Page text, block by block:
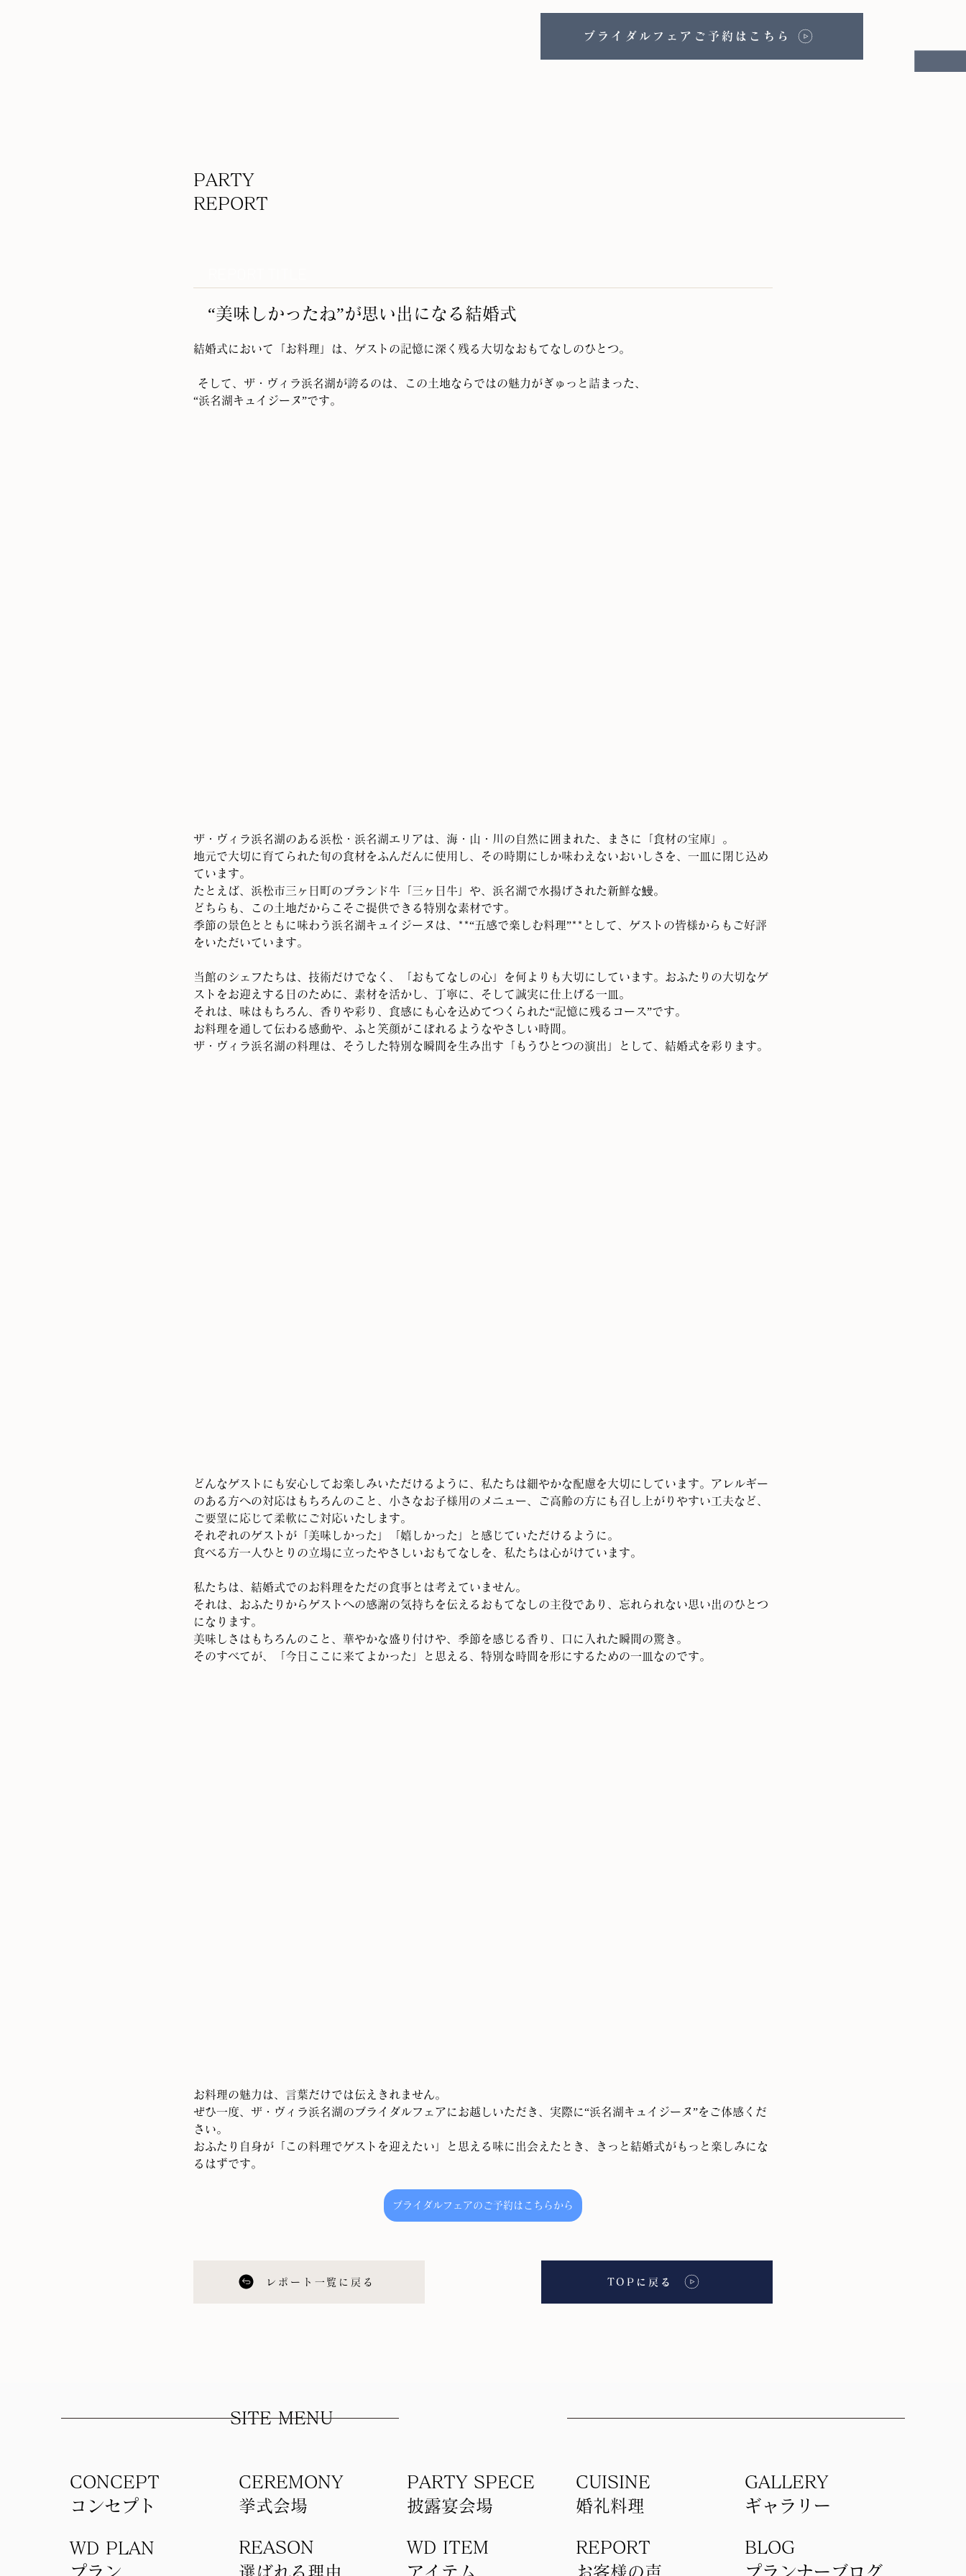
ブライダルフェアご予約はこちら
TOPに戻る
レポート一覧に戻る
“美味しかったね”が思い出になる結婚式
結婚式において「お料理」は、ゲストの記憶に深く残る大切なおもてなしのひとつ。
そして、ザ・ヴィラ浜名湖が誇るのは、この土地ならではの魅力がぎゅっと詰まった、
“浜名湖キュイジーヌ”です。
ザ・ヴィラ浜名湖のある浜松・浜名湖エリアは、海・山・川の自然に囲まれた、まさに「食材の宝庫」。
地元で大切に育てられた旬の食材をふんだんに使用し、その時期にしか味わえないおいしさを、一皿に閉じ込め
ています。
たとえば、浜松市三ヶ日町のブランド牛「三ヶ日牛」や、浜名湖で水揚げされた新鮮な鰻。
どちらも、この土地だからこそご提供できる特別な素材です。
季節の景色とともに味わう浜名湖キュイジーヌは、**“五感で楽しむ料理”**として、ゲストの皆様からもご好評
をいただいています。
当館のシェフたちは、技術だけでなく、「おもてなしの心」を何よりも大切にしています。おふたりの大切なゲ
ストをお迎えする日のために、素材を活かし、丁寧に、そして誠実に仕上げる一皿。
それは、味はもちろん、香りや彩り、食感にも心を込めてつくられた“記憶に残るコース”です。
お料理を通して伝わる感動や、ふと笑顔がこぼれるようなやさしい時間。
ザ・ヴィラ浜名湖の料理は、そうした特別な瞬間を生み出す「もうひとつの演出」として、結婚式を彩ります。
どんなゲストにも安心してお楽しみいただけるように、私たちは細やかな配慮を大切にしています。アレルギー
のある方への対応はもちろんのこと、小さなお子様用のメニュー、ご高齢の方にも召し上がりやすい工夫など、
ご要望に応じて柔軟にご対応いたします。
それぞれのゲストが「美味しかった」「嬉しかった」と感じていただけるように。
食べる方一人ひとりの立場に立ったやさしいおもてなしを、私たちは心がけています。
私たちは、結婚式でのお料理をただの食事とは考えていません。
それは、おふたりからゲストへの感謝の気持ちを伝えるおもてなしの主役であり、忘れられない思い出のひとつ
になります。
美味しさはもちろんのこと、華やかな盛り付けや、季節を感じる香り、口に入れた瞬間の驚き。
そのすべてが、「今日ここに来てよかった」と思える、特別な時間を形にするための一皿なのです。
お料理の魅力は、言葉だけでは伝えきれません。
ぜひ一度、ザ・ヴィラ浜名湖のブライダルフェアにお越しいただき、実際に“浜名湖キュイジーヌ”をご体感くだ
さい。
おふたり自身が「この料理でゲストを迎えたい」と思える味に出会えたとき、きっと結婚式がもっと楽しみにな
るはずです。
ブライダルフェアのご予約はこちらから
​PARTY
REPORT
CONCEPT
コンセプト​
​CEREMONY
​挙式会場
GALLERY
ギャラリー
PARTY SPECE
​披露宴会場
CUISINE
​婚礼料理
​プランナーブログ
BLOG
REPORT
​お客様の声
アイテム​
WD ITEM
選ばれる理由
REASON
​プラン
WD PLAN
SITE MENU